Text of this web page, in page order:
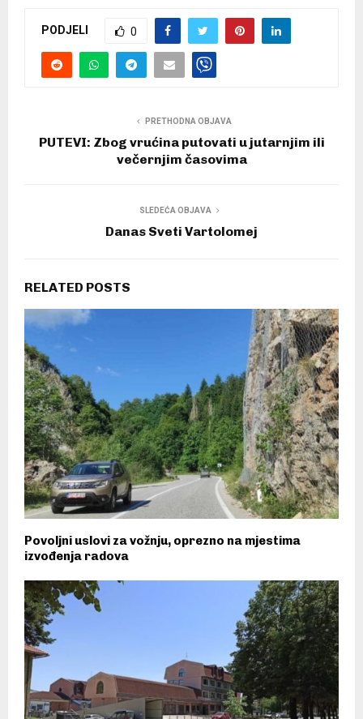
PODJELI 0
PRETHODNA OBJAVA
PUTEVI: Zbog vrućina putovati u jutarnjim ili
večernjim časovima
SLEDEĆA OBJAVA
Danas Sveti Vartolomej
RELATED POSTS
Povoljni uslovi za vožnju, oprezno na mjestima
izvođenja radova